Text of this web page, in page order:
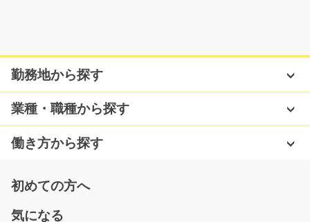
iPhoneの知識がない方・販売経験がない方も大歓迎！大
手モバイルショップ…
長期（3ヶ月以上）
時給1300円
神奈川県横浜市西区
勤務地から探す
業種・職種から探す
働き方から探す
初めての方へ
気になる